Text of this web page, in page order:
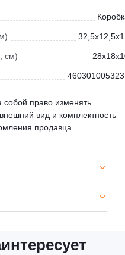
см)
собой право изменять
вид и комплектность
продавца.